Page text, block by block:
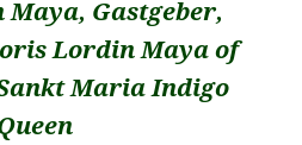
Gastgeber,
Lordin Maya of
Maria Indigo